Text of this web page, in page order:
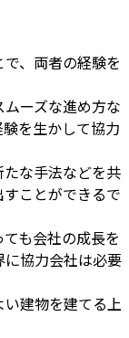
、両者の経験を
ーズな進め方な
を生かして協力
な手法などを共
ことができるで
も会社の成長を
協力会社は必要
建物を建てる上